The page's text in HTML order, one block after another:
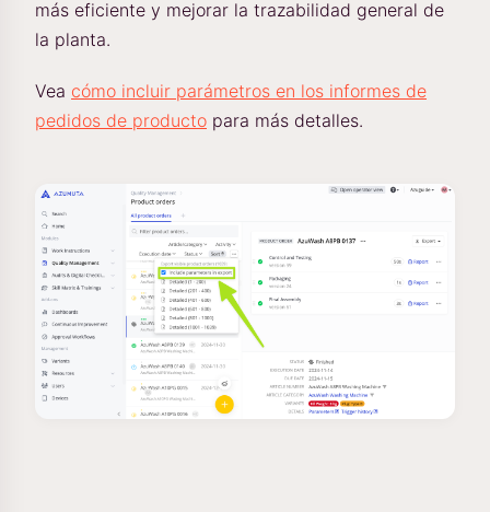
más eficiente y mejorar la trazabilidad general de
la planta.
Vea cómo incluir parámetros en los informes de
pedidos de producto para más detalles.